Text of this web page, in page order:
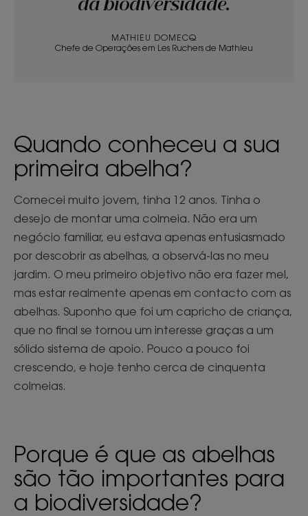
da biodiversidade.
MATHIEU DOMECQ
Chefe de Operações em Les Ruchers de Mathieu
Quando conheceu a sua
primeira abelha?
Comecei muito jovem, tinha 12 anos. Tinha o
desejo de montar uma colmeia. Não era um
negócio familiar, eu estava apenas entusiasmado
por descobrir as abelhas, a observá-las no meu
jardim. O meu primeiro objetivo não era fazer mel,
mas estar realmente apenas em contacto com as
abelhas. Suponho que foi um capricho de criança,
que no final se tornou um interesse graças a um
sólido sistema de apoio. Pouco a pouco foi
crescendo, e hoje tenho cerca de cinquenta
colmeias.
Porque é que as abelhas
são tão importantes para
a biodiversidade?